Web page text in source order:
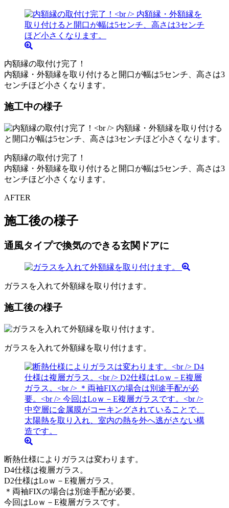
内額縁の取付け完了！
内額縁・外額縁を取り付けると開口が幅は5センチ、高さは3
センチほど小さくなります。
施工中の様子
内額縁の取付け完了！
内額縁・外額縁を取り付けると開口が幅は5センチ、高さは3
センチほど小さくなります。
AFTER
施工後の様子
通風タイプで換気のできる玄関ドアに
ガラスを入れて外額縁を取り付けます。
施工後の様子
ガラスを入れて外額縁を取り付けます。
断熱仕様によりガラスは変わります。
D4仕様は複層ガラス。
D2仕様はLoｗ－E複層ガラス。
＊両袖FIXの場合は別途手配が必要。
今回はLoｗ－E複層ガラスです。